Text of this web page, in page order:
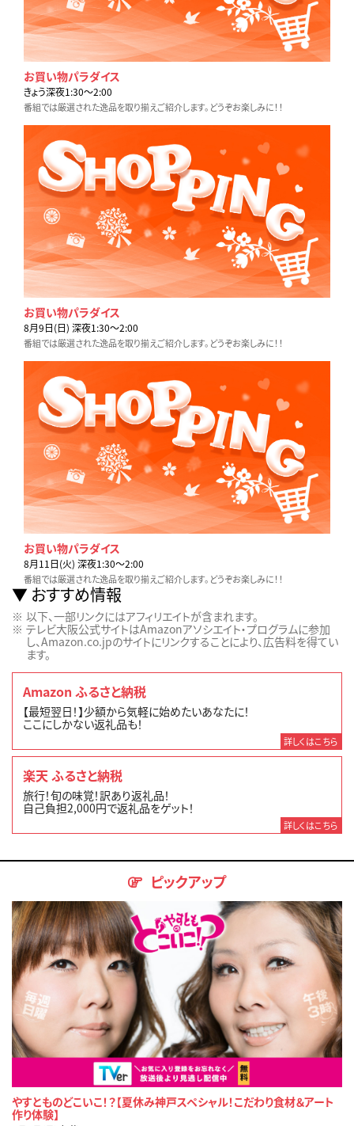
お買い物パラダイス
きょう深夜1:30〜2:00
番組では厳選された逸品を取り揃えご紹介します。どうぞお楽しみに！！
お買い物パラダイス
8月9日(日) 深夜1:30〜2:00
番組では厳選された逸品を取り揃えご紹介します。どうぞお楽しみに！！
お買い物パラダイス
8月11日(火) 深夜1:30〜2:00
番組では厳選された逸品を取り揃えご紹介します。どうぞお楽しみに！！
おすすめ情報
以下、一部リンクにはアフィリエイトが含まれます。
テレビ大阪公式サイトはAmazonアソシエイト・プログラムに参加
し、Amazon.co.jpのサイトにリンクすることにより、広告料を得てい
ます。
Amazon ふるさと納税
【最短翌日！】少額から気軽に始めたいあなたに！
ここにしかない返礼品も！
詳しくはこちら
楽天 ふるさと納税
旅行！旬の味覚！訳あり返礼品！
自己負担2,000円で返礼品をゲット！
詳しくはこちら
ピックアップ
やすとものどこいこ！？【夏休み神戸スペシャル！こだわり食材＆アート
作り体験】